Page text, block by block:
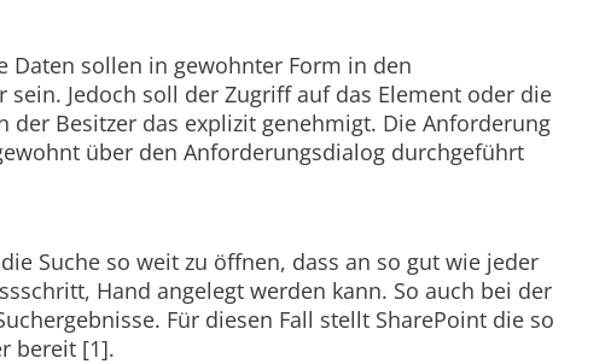
Daten sollen in gewohnter Form in den
sein. Jedoch soll der Zugriff auf das Element oder die
der Besitzer das explizit genehmigt. Die Anforderung
über den Anforderungsdialog durchgeführt
Suche so weit zu öffnen, dass an so gut wie jeder
Hand angelegt werden kann. So auch bei der
Für diesen Fall stellt SharePoint die so
bereit [1].